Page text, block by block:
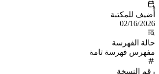
أُضيف للمكتبة
02/16/2026
حالة الفهرسة
مفهرس فهرسة تامة
رقم النسخة